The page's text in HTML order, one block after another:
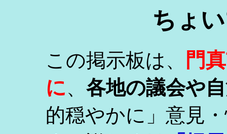
ちょ
この掲示板は、
門
に、 各地の議会や
的穏やかに」意見